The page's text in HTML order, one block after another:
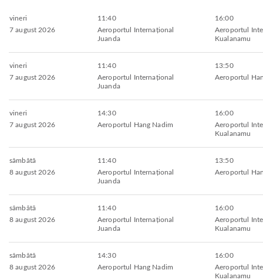
vineri
7 august 2026
11:40
Aeroportul Internațional
Juanda
16:00
Aeroportul
Kualanamu
vineri
7 august 2026
11:40
Aeroportul Internațional
Juanda
13:50
Aeroportul
vineri
7 august 2026
14:30
Aeroportul Hang Nadim
16:00
Aeroportul
Kualanamu
sâmbătă
8 august 2026
11:40
Aeroportul Internațional
Juanda
13:50
Aeroportul
sâmbătă
8 august 2026
11:40
Aeroportul Internațional
Juanda
16:00
Aeroportul
Kualanamu
sâmbătă
8 august 2026
14:30
Aeroportul Hang Nadim
16:00
Aeroportul
Kualanamu